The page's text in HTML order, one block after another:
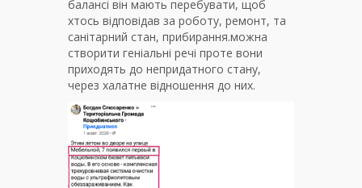
балансі він мають перебувати, щоб
хтось відповідав за роботу, ремонт, та
санітарний стан, прибирання.можна
створити геніальні речі проте вони
приходять до непридатного стану,
через халатне відношення до них.